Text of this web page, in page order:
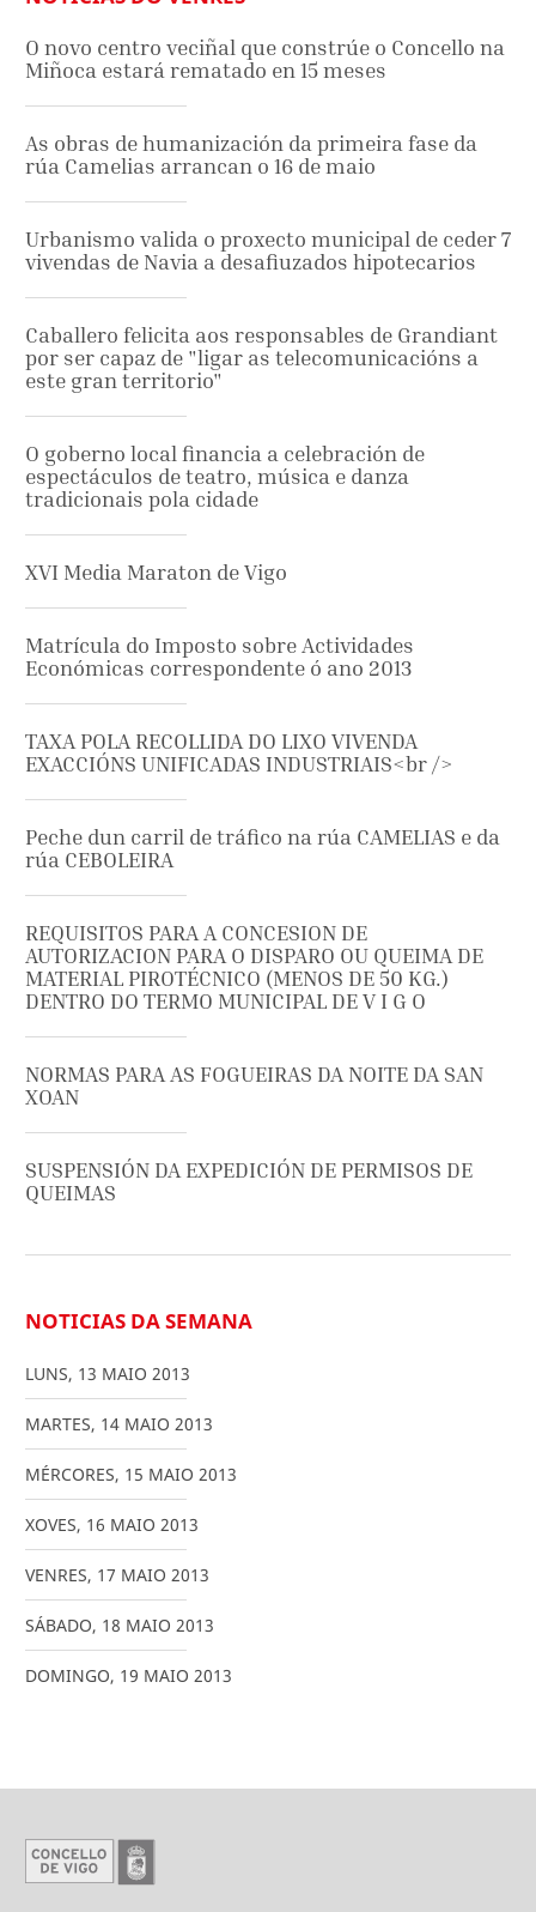
O novo centro veciñal que constrúe o Concello na
Miñoca estará rematado en 15 meses
As obras de humanización da primeira fase da
rúa Camelias arrancan o 16 de maio
Urbanismo valida o proxecto municipal de ceder 7
vivendas de Navia a desafiuzados hipotecarios
Caballero felicita aos responsables de Grandiant
por ser capaz de "ligar as telecomunicacións a
este gran territorio"
O goberno local financia a celebración de
espectáculos de teatro, música e danza
tradicionais pola cidade
XVI Media Maraton de Vigo
Matrícula do Imposto sobre Actividades
Económicas correspondente ó ano 2013
TAXA POLA RECOLLIDA DO LIXO VIVENDA
EXACCIÓNS UNIFICADAS INDUSTRIAIS<br />
Peche dun carril de tráfico na rúa CAMELIAS e da
rúa CEBOLEIRA
REQUISITOS PARA A CONCESION DE
AUTORIZACION PARA O DISPARO OU QUEIMA DE
MATERIAL PIROTÉCNICO (MENOS DE 50 KG.)
DENTRO DO TERMO MUNICIPAL DE V I G O
NORMAS PARA AS FOGUEIRAS DA NOITE DA SAN
XOAN
SUSPENSIÓN DA EXPEDICIÓN DE PERMISOS DE
QUEIMAS
NOTICIAS DA SEMANA
LUNS, 13 MAIO 2013
MARTES, 14 MAIO 2013
MÉRCORES, 15 MAIO 2013
XOVES, 16 MAIO 2013
VENRES, 17 MAIO 2013
SÁBADO, 18 MAIO 2013
DOMINGO, 19 MAIO 2013